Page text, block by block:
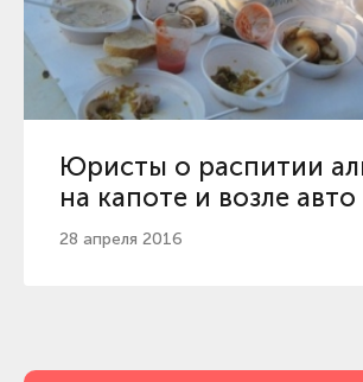
Юристы о распитии
на капоте и возле авто
28 апреля 2016